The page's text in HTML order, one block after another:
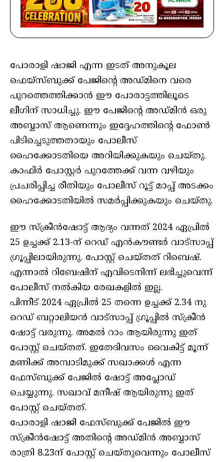
പോരാളി ഷാജി എന്ന ഇടത് അനുകൂല
ഫെയ്സ്ബുക്ക് പേജിന്റെ അഡ്മിനെ വരെ
പുറത്തെത്തിക്കാൻ ഈ പോരാട്ടത്തിലൂടെ
ലീഗിന് സാധിച്ചു. ഈ പേജിന്റെ അഡ്മിൻ ഒരു
അബ്ബാസ് ആണെന്നും ഇദ്ദേഹത്തിന്റെ ഫോൺ
പിടിച്ചെടുത്തതായും പോലീസ്
ഹൈക്കോടതിയെ അറിയിക്കുകയും ചെയ്തു.
കാഫിർ പോസ്റ്റർ പുറത്തേക്ക് വന്ന വഴിയും
പ്രചരിപ്പിച്ച രീതിയും പോലീസ് റൂട്ട് മാപ്പ് അടക്കം
ഹൈക്കോടതിയിൽ സമർപ്പിക്കുകയും ചെയ്തു.
ഈ സ്ക്രീൻഷോട്ട് ആദ്യം വന്നത് 2024 ഏപ്രിൽ
25 ഉച്ചക്ക് 2.13-ന് റെഡ് എൻകൗണ്ടർ വാട്സാപ്പ്
ഗ്രൂപ്പിലായിരുന്നു. പോസ്റ്റ് ചെയ്തത് റിബെഷ്.
എന്നാൽ റിബേഷിന് എവിടെനിന്ന് ലഭിച്ചുവെന്ന്
പോലീസ് നൽകിയ രേഖകളിൽ ഇല്ല.
പിന്നീട് 2024 ഏപ്രിൽ 25 തന്നെ ഉച്ചക്ക് 2.34 നു
റെഡ് ബറ്റാലിയൻ വാട്സാപ്പ് ഗ്രൂപ്പിൽ സ്ക്രീൻ
ഷോട്ട് വരുന്നു. അമൽ റാം ആയിരുന്നു ഇത്
പോസ്റ്റ് ചെയ്തത്. ഇതേദിവസം വൈകിട്ട് മൂന്ന്
മണിക്ക് അമ്പാടിമുക്ക് സഖാക്കൾ എന്ന
ഫേസ്ബുക്ക് പേജിൽ ഷോട്ട് അപ്ലോഡ്
ചെയ്യുന്നു. സഖാവ് മനീഷ് ആയിരുന്നു ഇത്
പോസ്റ്റ് ചെയ്തത്.
പോരാളി ഷാജി ഫേസ്ബുക്ക് പേജിൽ ഈ
സ്ക്രീൻഷോട്ട് അതിന്റെ അഡ്മിൻ അബ്ബാസ്
രാത്രി 8.23ന് പോസ്റ്റ് ചെയ്തുവെന്നും പോലീസ്